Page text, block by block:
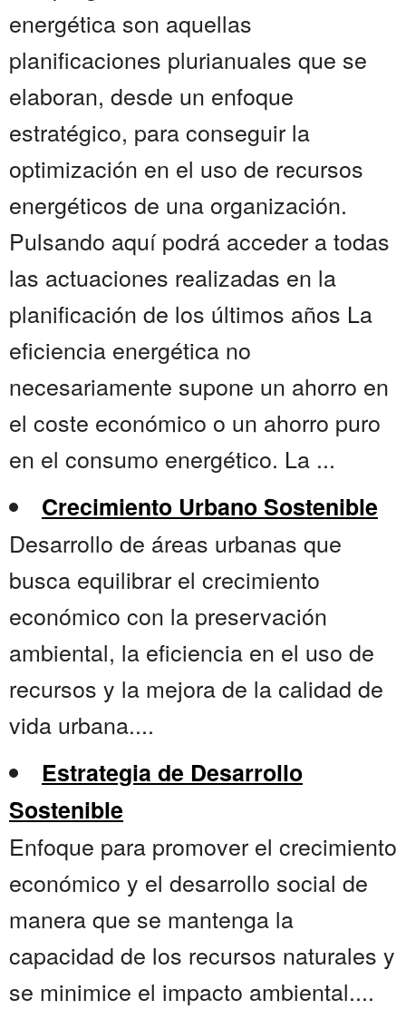
energética son aquellas
planificaciones plurianuales que se
elaboran, desde un enfoque
estratégico, para conseguir la
optimización en el uso de recursos
energéticos de una organización.
Pulsando aquí podrá acceder a todas
las actuaciones realizadas en la
planificación de los últimos años La
eficiencia energética no
necesariamente supone un ahorro en
el coste económico o un ahorro puro
en el consumo energético. La ...
Crecimiento Urbano Sostenible
Desarrollo de áreas urbanas que
busca equilibrar el crecimiento
económico con la preservación
ambiental, la eficiencia en el uso de
recursos y la mejora de la calidad de
vida urbana....
Estrategia de Desarrollo
Sostenible
Enfoque para promover el crecimiento
económico y el desarrollo social de
manera que se mantenga la
capacidad de los recursos naturales y
se minimice el impacto ambiental....